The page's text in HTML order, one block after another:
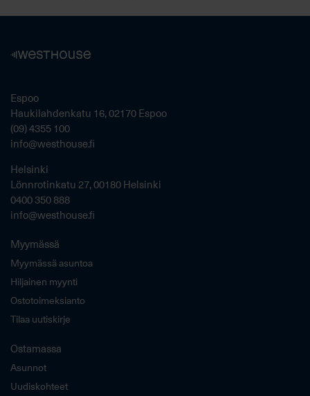
Espoo
Haukilahdenkatu 16, 02170 Espoo
(09) 4355 100
info@westhouse.fi
Helsinki
Lönnrotinkatu 27, 00180 Helsinki
0400 350 888
info@westhouse.fi
Myymässä
Myymässä asuntoa
Hiljainen myynti
Ostotoimeksianto
Tilaa uutiskirje
Ostamassa
Asunnot
Uudiskohteet